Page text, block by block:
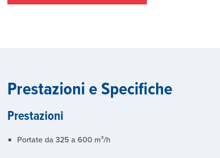
Prestazioni e Specifiche
Prestazioni
Portate da 325 a 600 m³/h